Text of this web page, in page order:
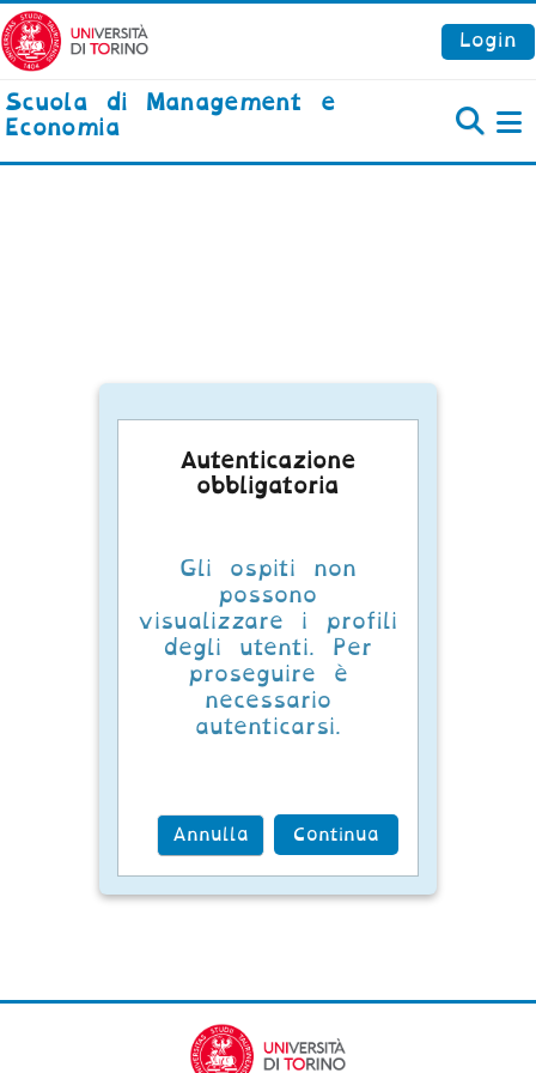
Vai al contenuto principale
Login
Scuola di Management e
Economia
Autenticazione
obbligatoria
Gli ospiti non
possono
visualizzare i profili
degli utenti. Per
proseguire è
necessario
autenticarsi.
Annulla Continua